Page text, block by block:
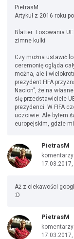
PietrasM
Artykuł z 2016 roku
Blatter: Losowania
zimne kulki
Czy można ustawić
ceremonię ogląda
można, ale i
prezydent FIFA
Nacion", że na
się przedstawiciele
prezydenci. W FIFA
uczciwie. Ale byłem
europejskim, gdzie
PietrasM
komentarzy:
Aż z ciekawości
:D
PietrasM
komentarzy: